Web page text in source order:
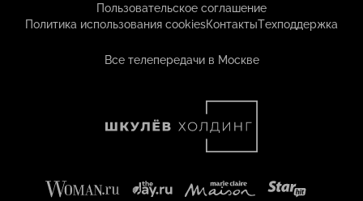
Пользовательское соглашение
Политика использования cookiesКонтактыТехподдержка
Все телепередачи в Москве